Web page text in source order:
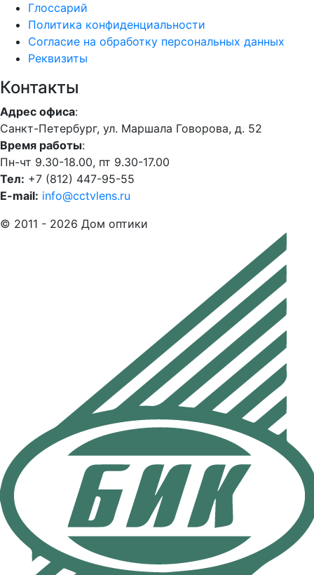
Глоссарий
Политика конфиденциальности
Согласие на обработку персональных данных
Реквизиты
Контакты
Адрес офиса:
Санкт-Петербург, ул. Маршала Говорова, д. 52
Время работы:
Пн-чт 9.30-18.00, пт 9.30-17.00
Тел: +7 (812) 447-95-55
E-mail: info@cctvlens.ru
© 2011 - 2026 Дом оптики